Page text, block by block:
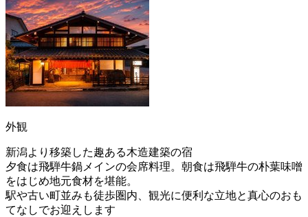
外観
新潟より移築した趣ある木造建築の宿
夕食は飛騨牛鍋メインの会席料理。朝食は飛騨牛の朴葉味噌
をはじめ地元食材を堪能。
駅や古い町並みも徒歩圏内、観光に便利な立地と真心のおも
てなしでお迎えします